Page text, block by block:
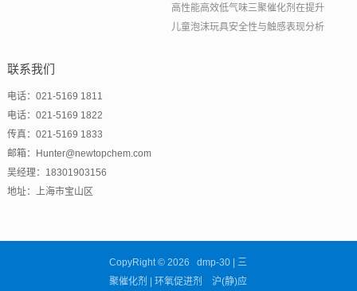
高性能高效低气味三聚催化剂在提升
儿童泡沫玩具安全性与触感表现分析
联系我们
电话：021-5169 1811
电话：021-5169 1822
传真：021-5169 1833
邮箱：Hunter@newtopchem.com
吴经理：18301903156
地址：上海市宝山区
CopyRight © 2026 dmp-30 | 三
聚催化剂 | 环氧促进剂 沪(静)应